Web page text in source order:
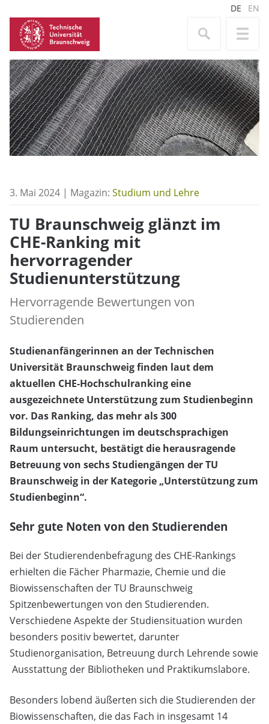
DE EN
3. Mai 2024 | Magazin: Studium und Lehre
TU Braunschweig glänzt im
CHE-Ranking mit
hervorragender
Studienunterstützung
Hervorragende Bewertungen von
Studierenden
Studienanfängerinnen an der Technischen
Universität Braunschweig finden laut dem
aktuellen CHE-Hochschulranking eine
ausgezeichnete Unterstützung zum Studienbeginn
vor. Das Ranking, das mehr als 300
Bildungseinrichtungen im deutschsprachigen
Raum untersucht, bestätigt die herausragende
Betreuung von sechs Studiengängen der TU
Braunschweig in der Kategorie „Unterstützung zum
Studienbeginn“.
Sehr gute Noten von den Studierenden
Bei der Studierendenbefragung des CHE-Rankings
erhielten die Fächer Pharmazie, Chemie und die
Biowissenschaften der TU Braunschweig
Spitzenbewertungen von den Studierenden.
Verschiedene Aspekte der Studiensituation wurden
besonders positiv bewertet, darunter
Studienorganisation, Betreuung durch Lehrende sowie
Ausstattung der Bibliotheken und Praktikumslabore.
Besonders lobend äußerten sich die Studierenden der
Biowissenschaften, die das Fach in insgesamt 14